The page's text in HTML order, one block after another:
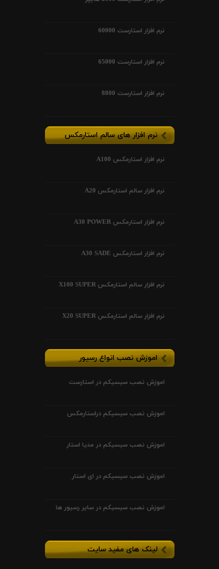
نرم افزار استارست 60000
نرم افزار استارست 65000
نرم افزار استارست 8800
نرم افزار های سالم استارمکس
نرم افزار استارمکس A100
نرم افزار سالم استارمکس A20
نرم افزار استارمکس A30 POWER
نرم افزار استارمکس A30 SADE
نرم افزار سالم استارمکس X100 SUPER
نرم افزار سالم استارمکس X20 SUPER
اموزش نصب انواع رسیور
اموزش نصب سیسیکم در استارست
اموزش نصب سیسیکم دراستارمکس
اموزش نصب سیسیکم در مدیا استار
اموزش نصب سیسیکم در ای استار
اموزش نصب سیسیکم در سایر رسیور ها
لینک های مفید سایت